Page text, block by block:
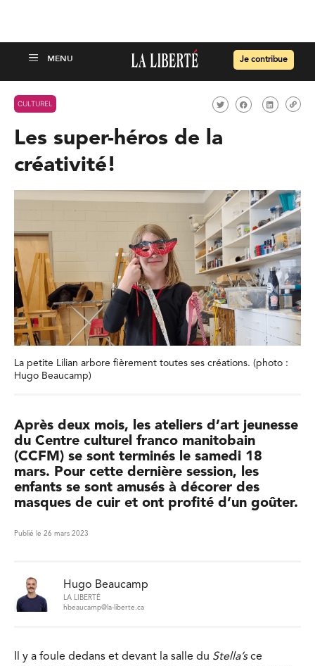
Je contribue
CULTUREL
Les super-héros de la
créativité!
La petite Lilian arbore fièrement toutes ses créations. (photo :
Hugo Beaucamp)
Après deux mois, les ateliers d’art jeunesse
du Centre culturel franco manitobain
(CCFM) se sont terminés le samedi 18
mars. Pour cette dernière session, les
enfants se sont amusés à décorer des
masques de cuir et ont profité d’un goûter.
Publié le 26 mars 2023
Hugo Beaucamp
LA LIBERTÉ
hbeaucamp@la-liberte.ca
Il y a foule dedans et devant la salle du Stella’sce